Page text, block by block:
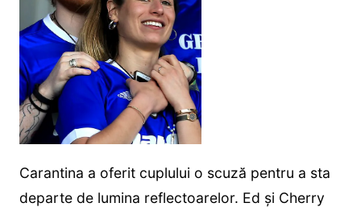
Carantina a oferit cuplului o scuză pentru a sta
departe de lumina reflectoarelor. Ed și Cherry